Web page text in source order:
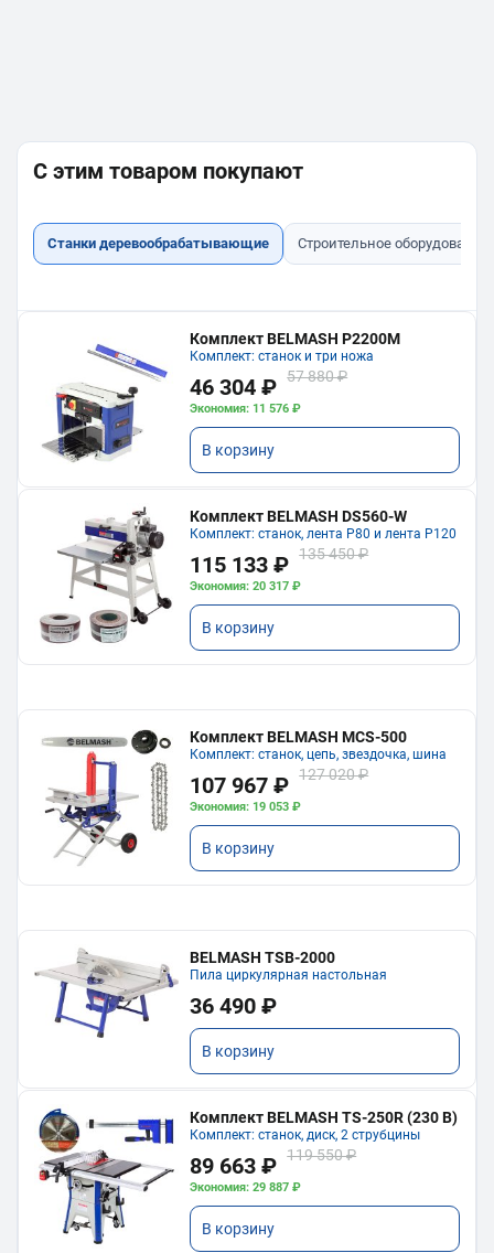
С этим товаром покупают
Станки деревообрабатывающие Строительное оборудование
Комплект BELMASH P2200M
Комплект: станок и три ножа
46 304 ₽ 57 880 ₽
Экономия: 11 576 ₽
В корзину
Комплект BELMASH DS560-W
Комплект: станок, лента P80 и лента P120
115 133 ₽ 135 450 ₽
Экономия: 20 317 ₽
В корзину
Комплект BELMASH MCS-500
Комплект: станок, цепь, звездочка, шина
107 967 ₽ 127 020 ₽
Экономия: 19 053 ₽
В корзину
BELMASH TSB-2000
Пила циркулярная настольная
36 490 ₽
В корзину
Комплект BELMASH TS-250R (230 В)
Комплект: станок, диск, 2 струбцины
89 663 ₽ 119 550 ₽
Экономия: 29 887 ₽
В корзину